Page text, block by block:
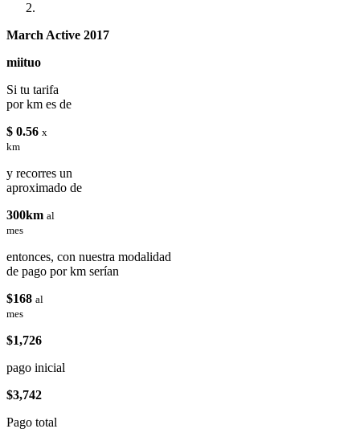
March Active 2017
miituo
Si tu tarifa
por km es de
$ 0.56 x
km
y recorres un
aproximado de
300km al
mes
entonces, con nuestra modalidad
de pago por km serían
$168 al
mes
$1,726
pago inicial
$3,742
Pago total